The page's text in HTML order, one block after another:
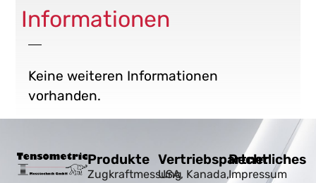
Informationen
Keine weiteren Informationen
vorhanden.
Produkte
Zugkraftmessung
Vertriebspartner
USA, Kanada,
Rechtliches
Impressum